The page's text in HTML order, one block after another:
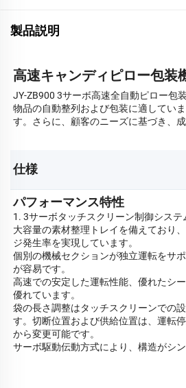
製品説明
高速キャンディピロー包装
JY-ZB900 3サーボ高速全自動ピロー包
物品の自動整列および包装に適してい
す。さらに、顧客のニーズに基づき、
仕様
パフォーマンス特性
1. 3サーボタッチスクリーン制御システ
大容量の素材整理トレイを備えており
ジ発生率を実現しています。
個別の機械セクションが独立運転をサ
が容易です。
高速での安定した運転性能、優れたシ
優れています。
袋の長さ調整はタッチスクリーンでの
す。切断位置および供給位置は、運転
から変更可能です。
サーボ駆動伝動方式により、構造がシ